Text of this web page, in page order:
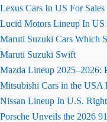
Lexus Cars In US For
Lucid Motors Lineup In
Maruti Suzuki Cars Which
Maruti Suzuki Swift
Mazda Lineup 2025–2026:
Mitsubishi Cars in the USA
Nissan Lineup In U.S.
Porsche Unveils the 2026